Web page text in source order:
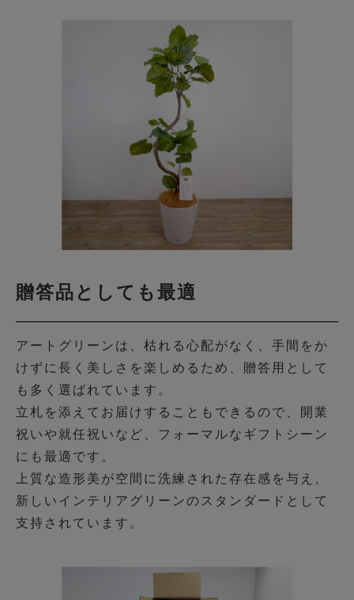
贈答品としても最適
アートグリーンは、枯れる心配がなく、手間をか
けずに長く美しさを楽しめるため、贈答用として
も多く選ばれています。
立札を添えてお届けすることもできるので、開業
祝いや就任祝いなど、フォーマルなギフトシーン
にも最適です。
上質な造形美が空間に洗練された存在感を与え、
新しいインテリアグリーンのスタンダードとして
支持されています。